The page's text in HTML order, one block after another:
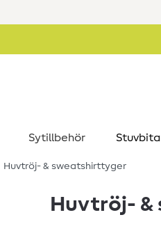
Sytillbehör
Huvtröj- & sweatshirttyger
Huvtröj-